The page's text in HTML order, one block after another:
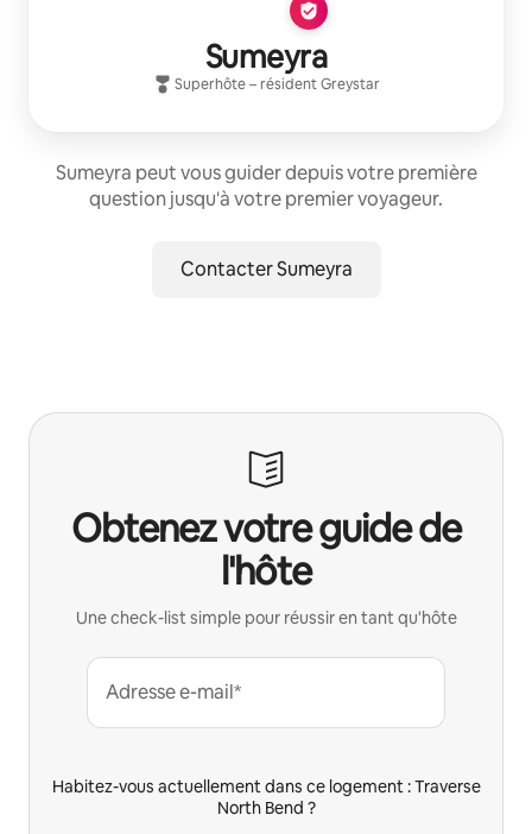
Sumeyra
Superhôte– résidentGreystar
Sumeyra peut vous guider depuis votre première
question jusqu'à votre premier voyageur.
Contacter Sumeyra
Obtenez votre guide de
l'hôte
Une check-list simple pour réussir en tant qu'hôte
Adresse e-mail*
Habitez-vous actuellement dans ce logement : Traverse
North Bend ?